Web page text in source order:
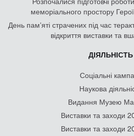
меморіального простору
День памʼяті страчених під час
відкриття виставки та
ДІЯЛЬНІСТЬ
Соціальні
Наукова
Видання Музею
Виставки та заходи
Виставки та заходи